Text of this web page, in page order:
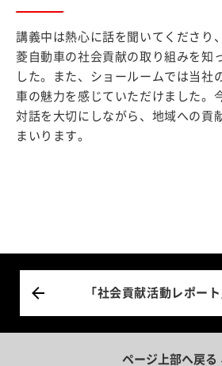
講義中は熱心に話を聞いてくださり
菱自動車の社会貢献の取り組みを知
した。また、ショールームでは当社
車の魅力を感じていただけました。
対話を大切にしながら、地域への貢
まいります。
「社会貢献活動レポー
ページ上部へ戻る